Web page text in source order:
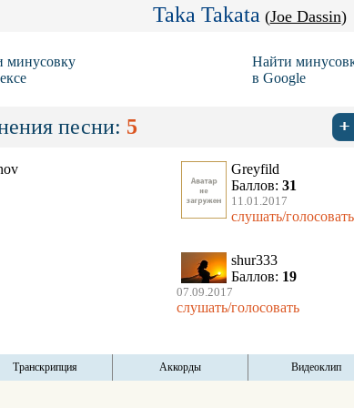
Taka Takata(Joe Dassin)
минусовку
Найти
в Google
песни: 5
Greyfild
Баллов: 31
11.01.2017
слушать/голосовать
shur333
Баллов: 19
07.09.2017
слушать/голосовать
Транскрипция Аккорды Видеоклип